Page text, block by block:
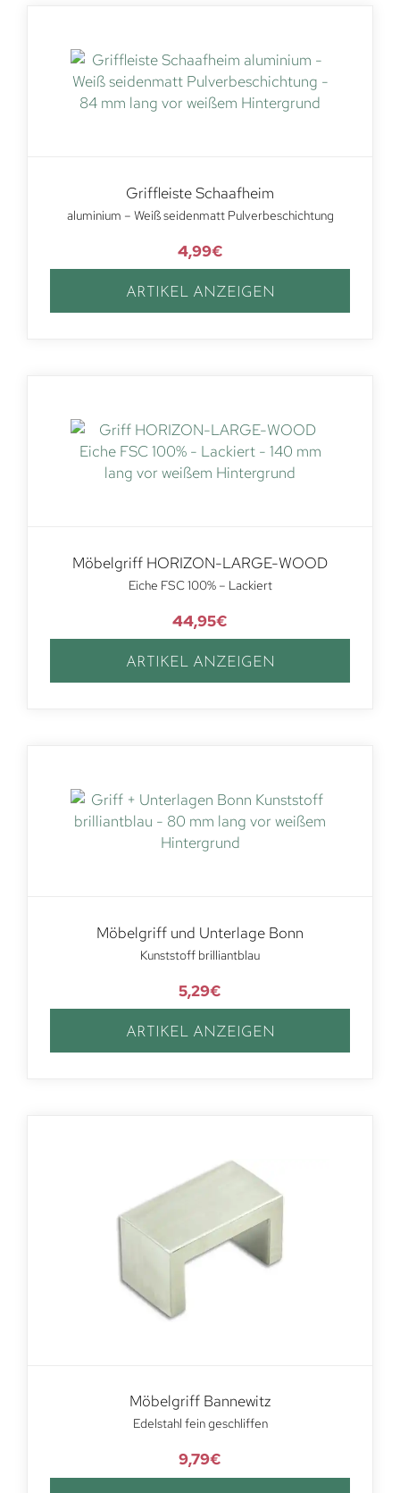
Griffleiste Schaafheim
aluminium – Weiß seidenmatt Pulverbeschichtung
4,99€
ARTIKEL ANZEIGEN
Möbelgriff HORIZON-LARGE-WOOD
Eiche FSC 100% – Lackiert
44,95€
ARTIKEL ANZEIGEN
Möbelgriff und Unterlage Bonn
Kunststoff brilliantblau
5,29€
ARTIKEL ANZEIGEN
Möbelgriff Bannewitz
Edelstahl fein geschliffen
9,79€